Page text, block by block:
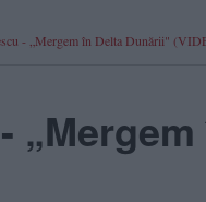
- „Mergem în Delta Dunării"